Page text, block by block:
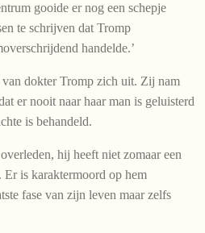
gooide er nog een schepje
te schrijven dat Tromp
handelde.’
van dokter Tromp zich uit. Zij nam
er nooit naar haar man is geluisterd
is behandeld.
hij heeft niet zomaar een
Er is karaktermoord op hem
fase van zijn leven maar zelfs